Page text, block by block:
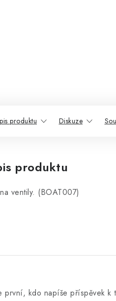
produktu Diskuze
produktu
ventily. (BOAT007)
první, kdo napíše příspěvek k